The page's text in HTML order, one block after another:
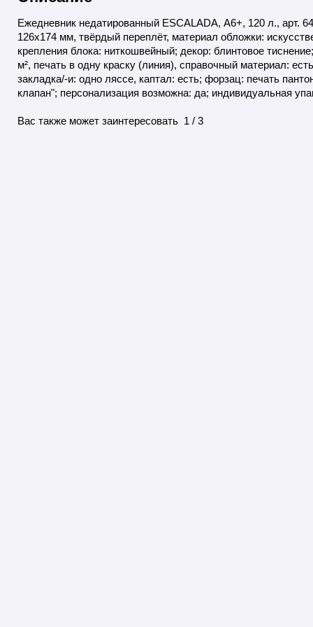
Ежедневник недатированный ESCALADA, А6+, 120 л.,
126х174 мм, твёрдый переплёт, материал обложки:
крепления блока: ниткошвейный; декор: блинтовое
м², печать в одну краску (линия), справочный материал:
закладка/-и: одно ляссе, каптал: есть; форзац: печать
клапан"; персонализация возможна: да; индивидуальная
Вас также может заинтересовать 1 / 3